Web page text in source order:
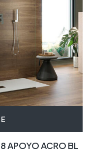
APOYO ACRO BL